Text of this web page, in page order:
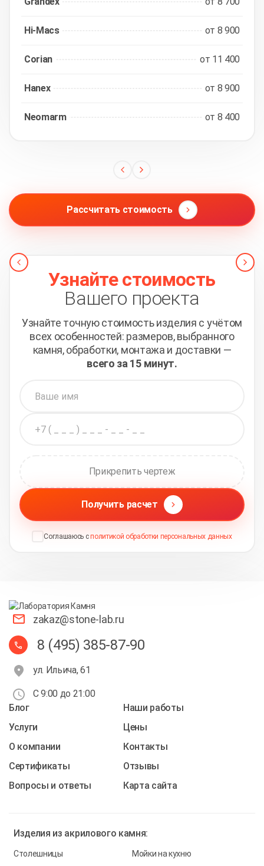
Hi-Macs от 8 900
Corian от 11 400
Hanex от 8 900
Neomarm от 8 400
Рассчитать стоимость
Узнайте стоимость
Вашего проекта
Узнайте точную стоимость изделия с учётом
всех особенностей: размеров, выбранного
камня, обработки, монтажа и доставки —
всего за 15 минут.
Прикрепить чертеж
Получить расчет
Соглашаюсь с политикой обработки персональных данных
zakaz@stone-lab.ru
8 (495) 385-87-90
ул. Ильича, 61
С 9:00 до 21:00
Блог
Наши работы
Услуги
Цены
О компании
Контакты
Cертификаты
Отзывы
Вопросы и ответы
Карта сайта
Изделия из акрилового камня:
Столешницы
Мойки на кухню